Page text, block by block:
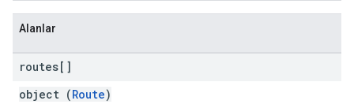
Alanlar
routes[]
object (Route)